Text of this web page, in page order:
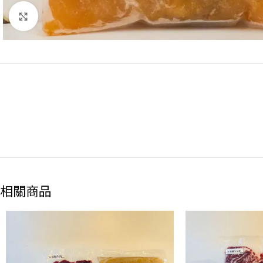
點擊放大
相關商品